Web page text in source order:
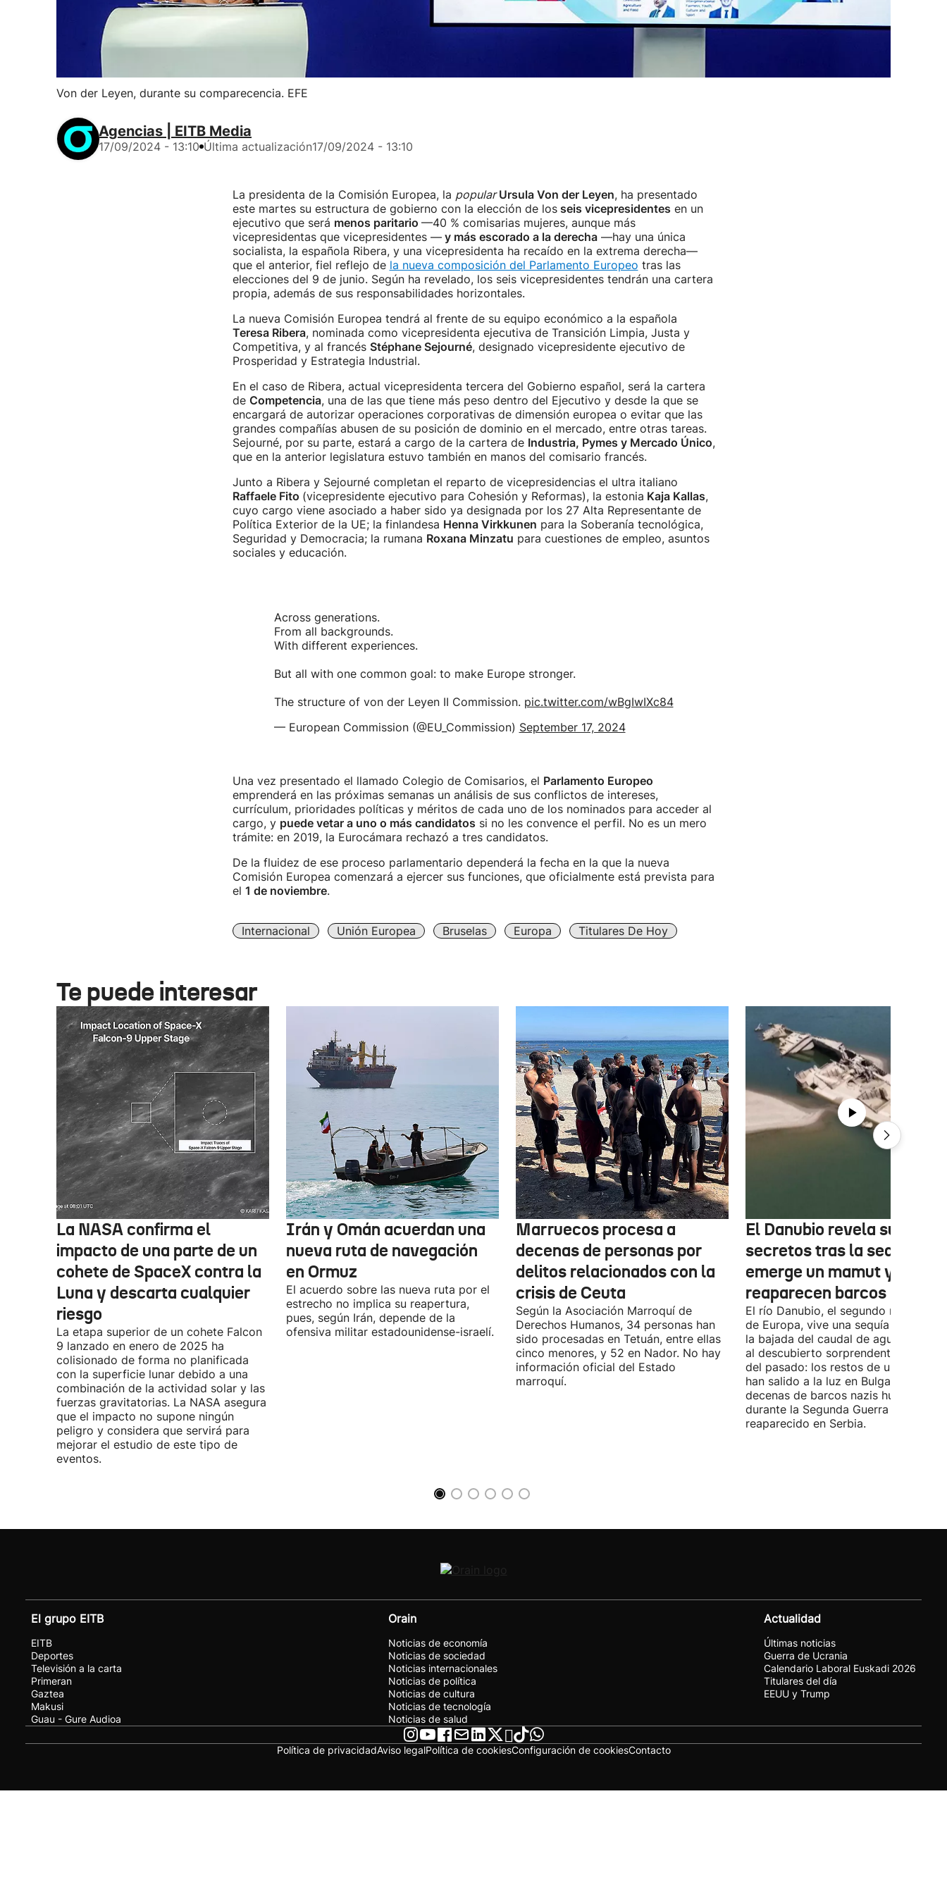
Von der Leyen, durante su comparecencia. EFE
Agencias | EITB Media
17/09/2024 - 13:10 Última actualización17/09/2024 - 13:10
La presidenta de la Comisión Europea, la popularUrsula Von der Leyen, ha presentado
este martes su estructura de gobierno con la elección de losseis vicepresidentes en un
ejecutivo que será menos paritario —40 % comisarias mujeres, aunque más
vicepresidentas que vicepresidentes —y más escorado a la derecha—hay una única
socialista, la española Ribera, y una vicepresidenta ha recaído en la extrema derecha—
que el anterior, fiel reflejo de la nueva composición del Parlamento Europeo tras las
elecciones del 9 de junio. Según ha revelado, los seis vicepresidentes tendrán una cartera
propia, además de sus responsabilidades horizontales.
La nueva Comisión Europea tendrá al frente de su equipo económico a la española
Teresa Ribera, nominada como vicepresidenta ejecutiva de Transición Limpia, Justa y
Competitiva, y al francés Stéphane Sejourné, designado vicepresidente ejecutivo de
Prosperidad y Estrategia Industrial.
En el caso de Ribera, actual vicepresidenta tercera del Gobierno español, será la cartera
de Competencia, una de las que tiene más peso dentro del Ejecutivo y desde la que se
encargará de autorizar operaciones corporativas de dimensión europea o evitar que las
grandes compañías abusen de su posición de dominio en el mercado, entre otras tareas.
Sejourné, por su parte, estará a cargo de la cartera de Industria, Pymes y Mercado Único,
que en la anterior legislatura estuvo también en manos del comisario francés.
Junto a Ribera y Sejourné completan el reparto de vicepresidencias el ultra italiano
Raffaele Fito (vicepresidente ejecutivo para Cohesión y Reformas), la estonia Kaja Kallas,
cuyo cargo viene asociado a haber sido ya designada por los 27 Alta Representante de
Política Exterior de la UE; la finlandesa Henna Virkkunen para la Soberanía tecnológica,
Seguridad y Democracia; la rumana Roxana Minzatu para cuestiones de empleo, asuntos
sociales y educación.
Across generations.
From all backgrounds.
With different experiences.
But all with one common goal: to make Europe stronger.
The structure of von der Leyen II Commission. pic.twitter.com/wBgIwIXc84
— European Commission (@EU_Commission) September 17, 2024
Una vez presentado el llamado Colegio de Comisarios, el Parlamento Europeo
emprenderá en las próximas semanas un análisis de sus conflictos de intereses,
currículum, prioridades políticas y méritos de cada uno de los nominados para acceder al
cargo, y puede vetar a uno o más candidatos si no les convence el perfil. No es un mero
trámite: en 2019, la Eurocámara rechazó a tres candidatos.
De la fluidez de ese proceso parlamentario dependerá la fecha en la que la nueva
Comisión Europea comenzará a ejercer sus funciones, que oficialmente está prevista para
el 1 de noviembre.
Internacional Unión Europea Bruselas Europa Titulares De Hoy
Te puede interesar
La NASA confirma el
impacto de una parte de un
cohete de SpaceX contra la
Luna y descarta cualquier
riesgo
La etapa superior de un cohete Falcon
9 lanzado en enero de 2025 ha
colisionado de forma no planificada
con la superficie lunar debido a una
combinación de la actividad solar y las
fuerzas gravitatorias. La NASA asegura
que el impacto no supone ningún
peligro y considera que servirá para
mejorar el estudio de este tipo de
eventos.
Irán y Omán acuerdan una
nueva ruta de navegación
en Ormuz
El acuerdo sobre las nueva ruta por el
estrecho no implica su reapertura,
pues, según Irán, depende de la
ofensiva militar estadounidense-israelí.
Marruecos procesa a
decenas de personas por
delitos relacionados con la
crisis de Ceuta
Según la Asociación Marroquí de
Derechos Humanos, 34 personas han
sido procesadas en Tetuán, entre ellas
cinco menores, y 52 en Nador. No hay
información oficial del Estado
marroquí.
El Danubio revela sus
secretos tras la sequía:
emerge un mamut y
reaparecen barcos nazis
El río Danubio, el segundo más largo
de Europa, vive una sequía histórica
la bajada del caudal de agua ha
al descubierto sorprendentes
del pasado: los restos de un mamut
han salido a la luz en Bulgaria y
decenas de barcos nazis hundidos
durante la Segunda Guerra Mundial
reaparecido en Serbia.
El grupo EITB
EITB
Deportes
Televisión a la carta
Primeran
Gaztea
Makusi
Guau - Gure Audioa
Orain
Noticias de economía
Noticias de sociedad
Noticias internacionales
Noticias de política
Noticias de cultura
Noticias de tecnología
Noticias de salud
Actualidad
Últimas noticias
Guerra de Ucrania
Calendario Laboral Euskadi 2026
Titulares del día
EEUU y Trump
Política de privacidadAviso legalPolítica de cookiesConfiguración de cookiesContacto